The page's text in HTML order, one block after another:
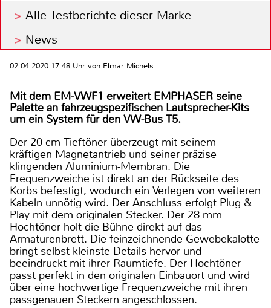
Alle Testberichte dieser Marke
News
02.04.2020 17:48 Uhr von Elmar Michels
Mit dem EM-VWF1 erweitert EMPHASER seine
Palette an fahrzeugspezifischen Lautsprecher-Kits
um ein System für den VW-Bus T5.
Der 20 cm Tieftöner überzeugt mit seinem
kräftigen Magnetantrieb und seiner präzise
klingenden Aluminium-Membran. Die
Frequenzweiche ist direkt an der Rückseite des
Korbs befestigt, wodurch ein Verlegen von weiteren
Kabeln unnötig wird. Der Anschluss erfolgt Plug &
Play mit dem originalen Stecker. Der 28 mm
Hochtöner holt die Bühne direkt auf das
Armaturenbrett. Die feinzeichnende Gewebekalotte
bringt selbst kleinste Details hervor und
beeindruckt mit ihrer Raumtiefe. Der Hochtöner
passt perfekt in den originalen Einbauort und wird
über eine hochwertige Frequenzweiche mit ihren
passgenauen Steckern angeschlossen.